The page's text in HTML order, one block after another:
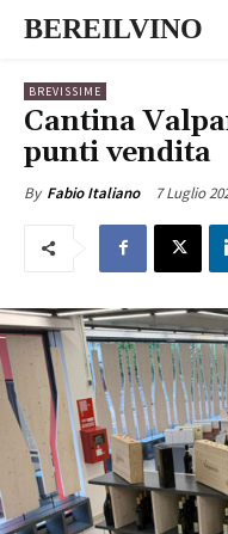
BEREILVINO
BREVISSIME
Cantina
punti vendita
By Fabio Italiano 7 Luglio